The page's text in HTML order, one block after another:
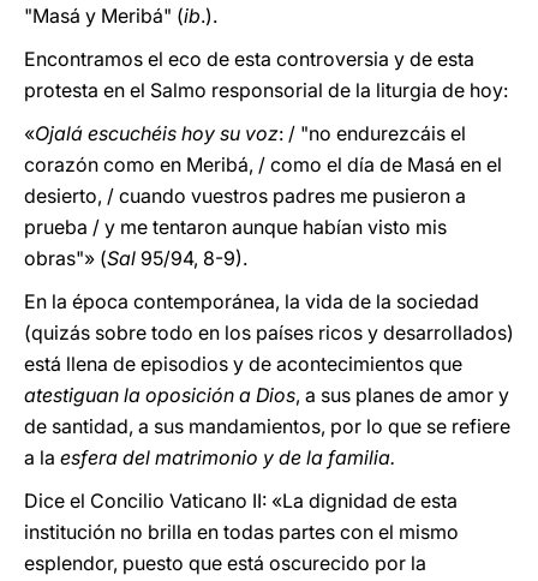
"Masá y Meribá" (ib.).
Encontramos el eco de esta controversia y de esta
protesta en el Salmo responsorial de la liturgia de hoy:
«Ojalá escuchéis hoy su voz: / "no endurezcáis el
corazón como en Meribá, / como el día de Masá en el
desierto, / cuando vuestros padres me pusieron a
prueba / y me tentaron aunque habían visto mis
obras"» (Sal 95/94, 8-9).
En la época contemporánea, la vida de la sociedad
(quizás sobre todo en los países ricos y desarrollados)
está llena de episodios y de acontecimientos que
atestiguan la oposición a Dios, a sus planes de amor y
de santidad, a sus mandamientos, por lo que se refiere
a la esfera del matrimonio y de la familia.
Dice el Concilio Vaticano II: «La dignidad de esta
institución no brilla en todas partes con el mismo
esplendor, puesto que está oscurecido por la